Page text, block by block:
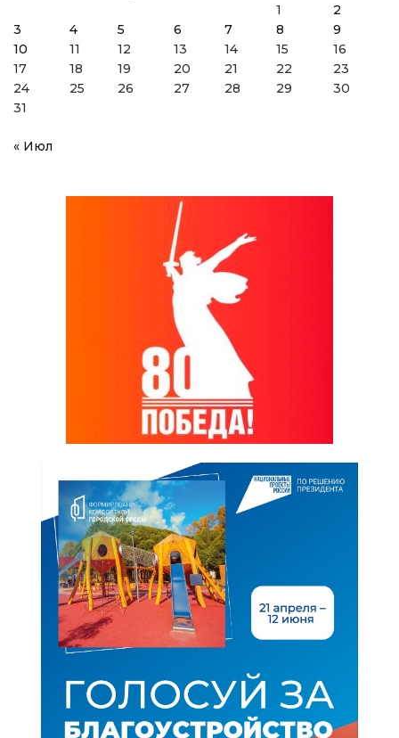
1
2
3
4 5 6 7 8
9
10
11 12 13 14 15
16
17
18 19 20 21 22
23
24
25 26 27 28 29
30
31
« Июл